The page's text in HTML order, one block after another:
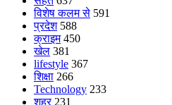
विशेष कलम से 591
प्रदेश 588
क्राइम 450
खेल 381
lifestyle 367
शिक्षा 266
Technology 233
शहर 231